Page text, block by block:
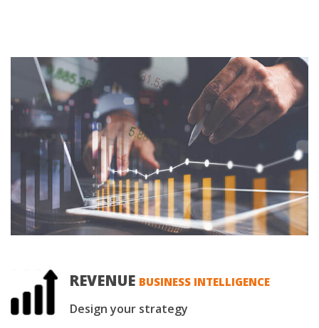
REVENUE BUSINESS INTELLIGENCE
Design your strategy